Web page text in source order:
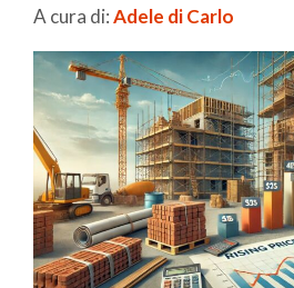
A cura di:Adele di Carlo